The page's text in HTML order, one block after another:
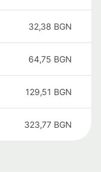
32,38 BGN
64,75 BGN
129,51 BGN
323,77 BGN